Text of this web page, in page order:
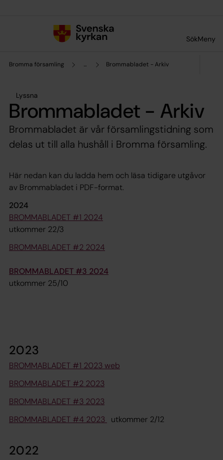
SökMeny
Bromma församling ... Brommabladet - Arkiv
Lyssna
Brommabladet - Arkiv
Brommabladet är vår församlingstidning som
delas ut till alla hushåll i Bromma församling.
Här nedan kan du ladda hem och läsa tidigare utgåvor
av Brommabladet i PDF-format.
2024
BROMMABLADET #1 2024
utkommer 22/3
BROMMABLADET #2 2024
BROMMABLADET #3 2024
utkommer 25/10
2023
BROMMABLADET #1 2023 web
BROMMABLADET #2 2023
BROMMABLADET #3 2023
BROMMABLADET #4 2023
utkommer 2/12
2022